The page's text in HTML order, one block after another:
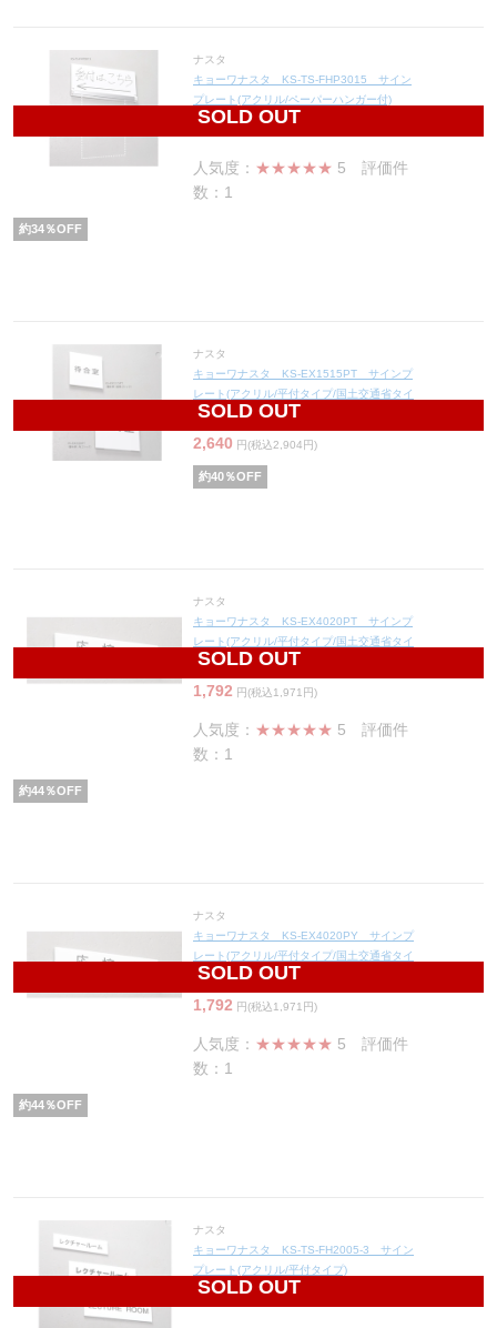
SOLD OUT
ナスタ
キョーワナスタ KS-TS-FHP3015 サイン
プレート(アクリル/ペーパーハンガー付)
12,870
人気度： ★★★★★ 5 評価件
数：1
約34％OFF
SOLD OUT
ナスタ
キョーワナスタ KS-EX1515PT サインプ
レート(アクリル/平付タイプ/国土交通省タイ
プ)
2,640 円(税込2,904円)
約40％OFF
SOLD OUT
ナスタ
キョーワナスタ KS-EX4020PT サインプ
レート(アクリル/平付タイプ/国土交通省タイ
プ)
1,792 円(税込1,971円)
人気度： ★★★★★ 5 評価件
数：1
約44％OFF
SOLD OUT
ナスタ
キョーワナスタ KS-EX4020PY サインプ
レート(アクリル/平付タイプ/国土交通省タイ
プ)
1,792 円(税込1,971円)
人気度： ★★★★★ 5 評価件
数：1
約44％OFF
SOLD OUT
ナスタ
キョーワナスタ KS-TS-FH2005-3 サイン
プレート(アクリル/平付タイプ)
2,510